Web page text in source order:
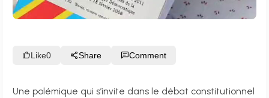
Like0 Share Comment
Une polémique qui s’invite dans le débat constitutionnel